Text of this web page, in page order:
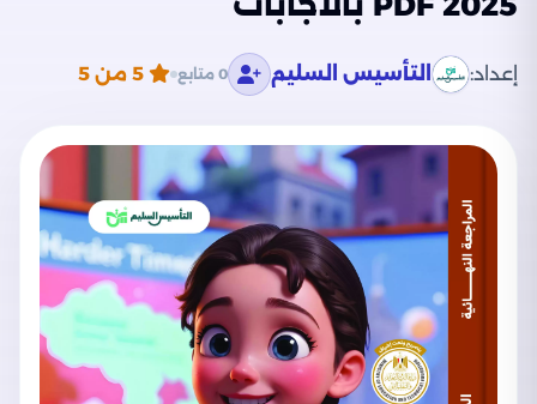
إعداد: التأسيس السليم 0 متابع 5 من 5